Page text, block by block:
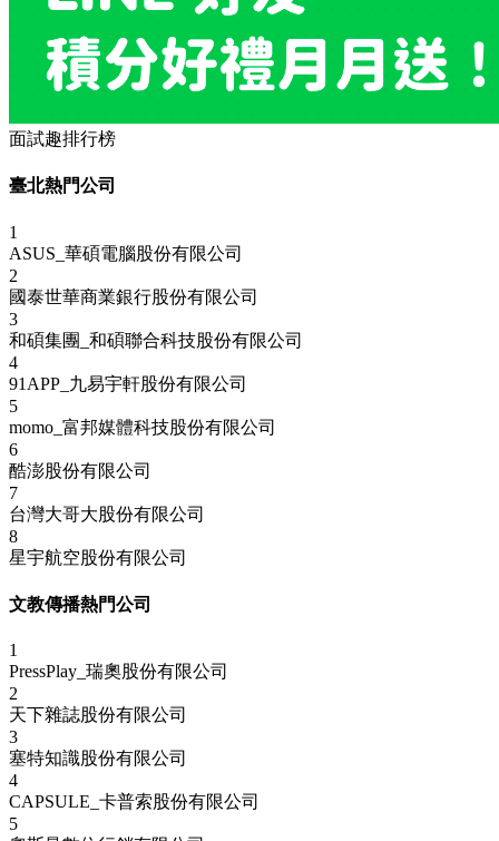
面試趣排行榜
臺北熱門公司
1
ASUS_華碩電腦股份有限公司
2
國泰世華商業銀行股份有限公司
3
和碩集團_和碩聯合科技股份有限公司
4
91APP_九易宇軒股份有限公司
5
momo_富邦媒體科技股份有限公司
6
酷澎股份有限公司
7
台灣大哥大股份有限公司
8
星宇航空股份有限公司
文教傳播熱門公司
1
PressPlay_瑞奧股份有限公司
2
天下雜誌股份有限公司
3
塞特知識股份有限公司
4
CAPSULE_卡普索股份有限公司
5